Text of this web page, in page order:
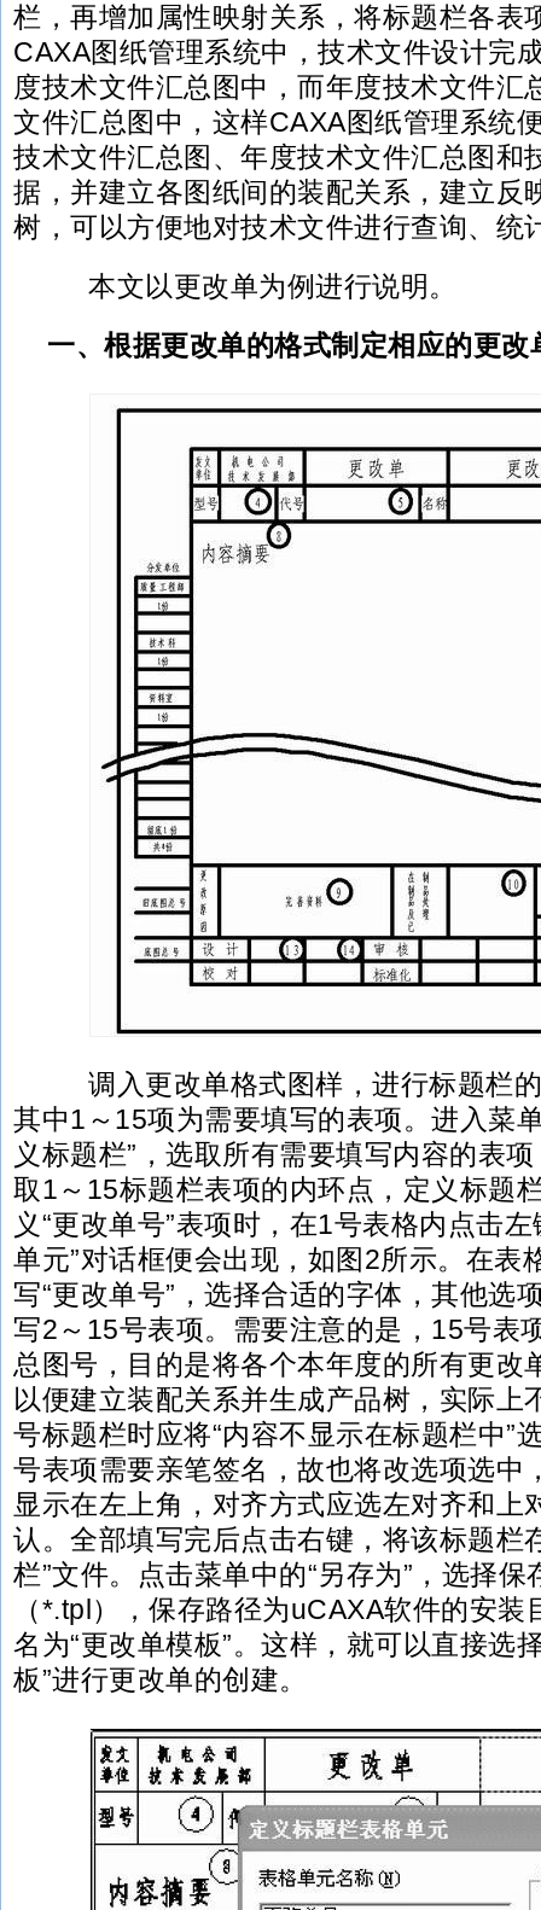
栏，再增加属性映射关系，将标题栏各表
CAXA图纸管理系统中，技术文件设计完
度技术文件汇总图中，而年度技术文件汇
文件汇总图中，这样CAXA图纸管理系统
技术文件汇总图、年度技术文件汇总图和
据，并建立各图纸间的装配关系，建立反
树，可以方便地对技术文件进行查询、统
本文以更改单为例进行说明。
一、根据更改单的格式制定相应的更改
调入更改单格式图样，进行标题栏
其中1～15项为需要填写的表项。进入菜
义标题栏”，选取所有需要填写内容的表
取1～15标题栏表项的内环点，定义标题
义“更改单号”表项时，在1号表格内点击
单元”对话框便会出现，如图2所示。在表
写“更改单号”，选择合适的字体，其他选
写2～15号表项。需要注意的是，15号表
总图号，目的是将各个本年度的所有更改
以便建立装配关系并生成产品树，实际上
号标题栏时应将“内容不显示在标题栏中”
号表项需要亲笔签名，故也将改选项选中
显示在左上角，对齐方式应选左对齐和上
认。全部填写完后点击右键，将该标题栏
栏”文件。点击菜单中的“另存为”，选择
（*.tpl），保存路径为uCAXA软件的安
名为“更改单模板”。这样，就可以直接选
板”进行更改单的创建。